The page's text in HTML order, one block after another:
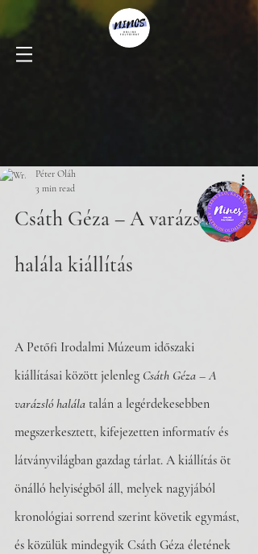
Péter Oláh
3 min read
Csáth Géza – A varázsló
halála kiállítás
A Petőfi Irodalmi Múzeum időszaki
kiállításai között jelenleg Csáth Géza – A
varázsló halála talán a legérdekesebben
megszerkesztett, kifejezetten informatív és
látványvilágban gazdag tárlat. A kiállítás öt
önálló helyiségből áll, melyek nagyjából
kronológiai sorrend szerint követik egymást,
és közülük mindegyik Csáth Géza életének